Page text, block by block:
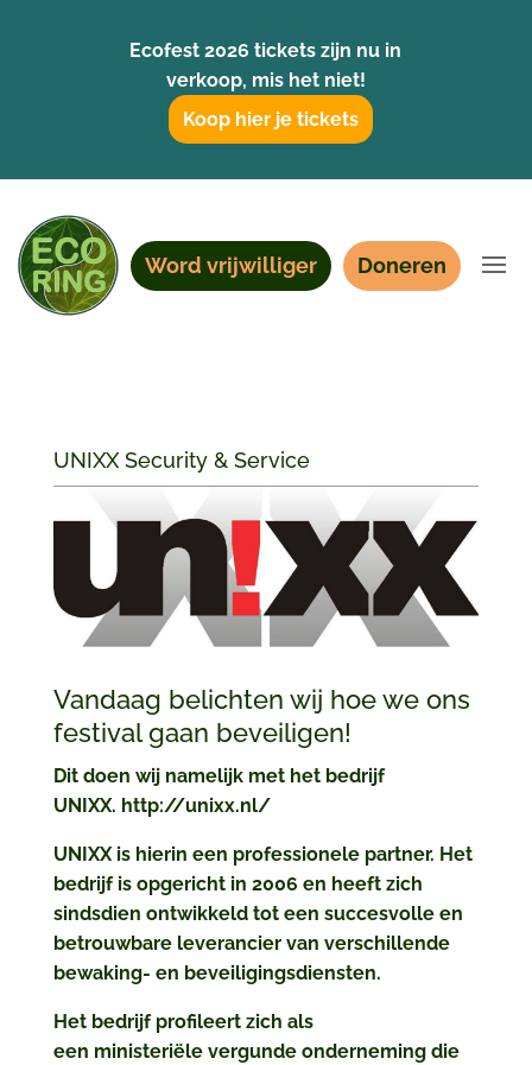
Ecofest 2026 tickets zijn nu in
verkoop, mis het niet!
Koop hier je tickets
Word vrijwilliger Doneren
UNIXX Security & Service
Vandaag belichten wij hoe we ons
festival gaan beveiligen!
Dit doen wij namelijk met het bedrijf
UNIXX. http://unixx.nl/
UNIXXis hierin een professionele partner. Het
bedrijf is opgericht in 2006 en heeft zich
sindsdien ontwikkeld tot een succesvolle en
betrouwbare leverancier van verschillende
bewaking- en beveiligingsdiensten.
Het bedrijf profileert zich als
een ministeriëlevergunde onderneming die